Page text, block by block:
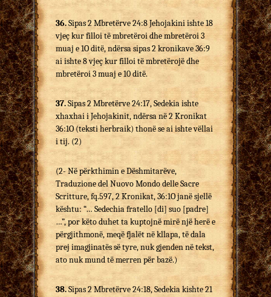
36.Sipas 2 Mbretërve 24:8 Jehojakini ishte 18
vjeç kur filloi të mbretëroi dhe mbretëroi 3
muaj e 1O ditë, ndërsa sipas 2 kronikave 36:9
ai ishte 8 vjeç kur filloi të mbretërojë dhe
mbretëroi 3 muaj e 10 ditë.
37.Sipas 2 Mbretërve 24:17, Sedekia ishte
xhaxhai i Jehojakinit, ndërsa në 2 Kronikat
36:1O (teksti herbraik) thonë se ai ishte vëllai
i tij. (2)
(2- Në përkthimin e Dëshmitarëve,
Traduzione del Nuovo Mondo delle Sacre
Scritture, fq.597, 2 Kronikat, 36:1O janë sjellë
kështu: “… Sedechia fratello [di] suo [padre]
…”, por këto duhet ta kuptojnë mirë një herë e
përgjithmonë, meqë fjalët në kllapa, të dala
prej imagjinatës së tyre, nuk gjenden në tekst,
ato nuk mund të merren për bazë.)
38.Sipas 2 Mbretërve 24:18, Sedekia kishte 21